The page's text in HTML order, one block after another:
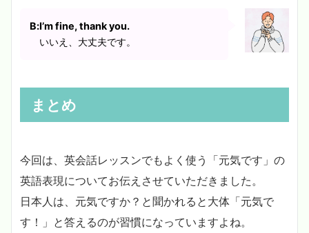
B:I’m fine, thank you.
いいえ、大丈夫です。
まとめ
今回は、英会話レッスンでもよく使う「元気です」の
英語表現についてお伝えさせていただきました。
日本人は、元気ですか？と聞かれると大体「元気で
す！」と答えるのが習慣になっていますよね。